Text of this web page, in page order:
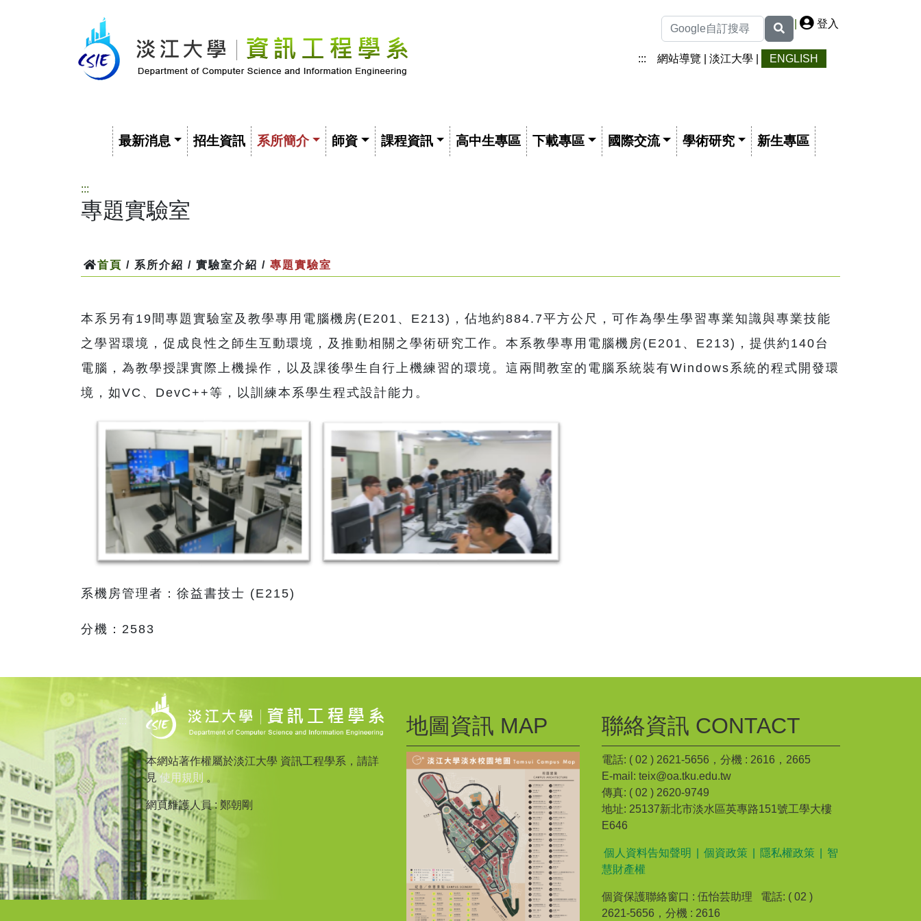
| 登入
::: 網站導覽 淡江大學 ENGLISH
最新消息 招生資訊 系所簡介 師資 課程資訊 高中生專區 下載專區 國際交流 學術研究 新生專區
:::
專題實驗室
首頁 / 系所介紹 / 實驗室介紹 / 專題實驗室
本系另有19間專題實驗室及教學專用電腦機房(E201、E213)，佔地約884.7平方公尺，可作為學生學習專業知識與專業技能
之學習環境，促成良性之師生互動環境，及推動相關之學術研究工作。本系教學專用電腦機房(E201、E213)，提供約140台
電腦，為教學授課實際上機操作，以及課後學生自行上機練習的環境。這兩間教室的電腦系統裝有Windows系統的程式開發環
境，如VC、DevC++等，以訓練本系學生程式設計能力。
系機房管理者：徐益書技士 (E215)
分機：2583
:::
本網站著作權屬於淡江大學 資訊工程學系，請詳
見 使用規則 。
網頁維護人員 : 鄭朝剛
地圖資訊 MAP 聯絡資訊 CONTACT
電話: ( 02 ) 2621-5656，分機 : 2616，2665
E-mail: teix@oa.tku.edu.tw
傳真: ( 02 ) 2620-9749
地址: 25137新北市淡水區英專路151號工學大樓
E646
個人資料告知聲明 個資政策 隱私權政策
智
慧財產權
個資保護聯絡窗口 : 伍怡芸助理 電話: ( 02 )
2621-5656，分機 : 2616